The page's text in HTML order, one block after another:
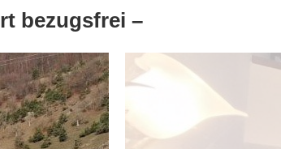
bezugsfrei –